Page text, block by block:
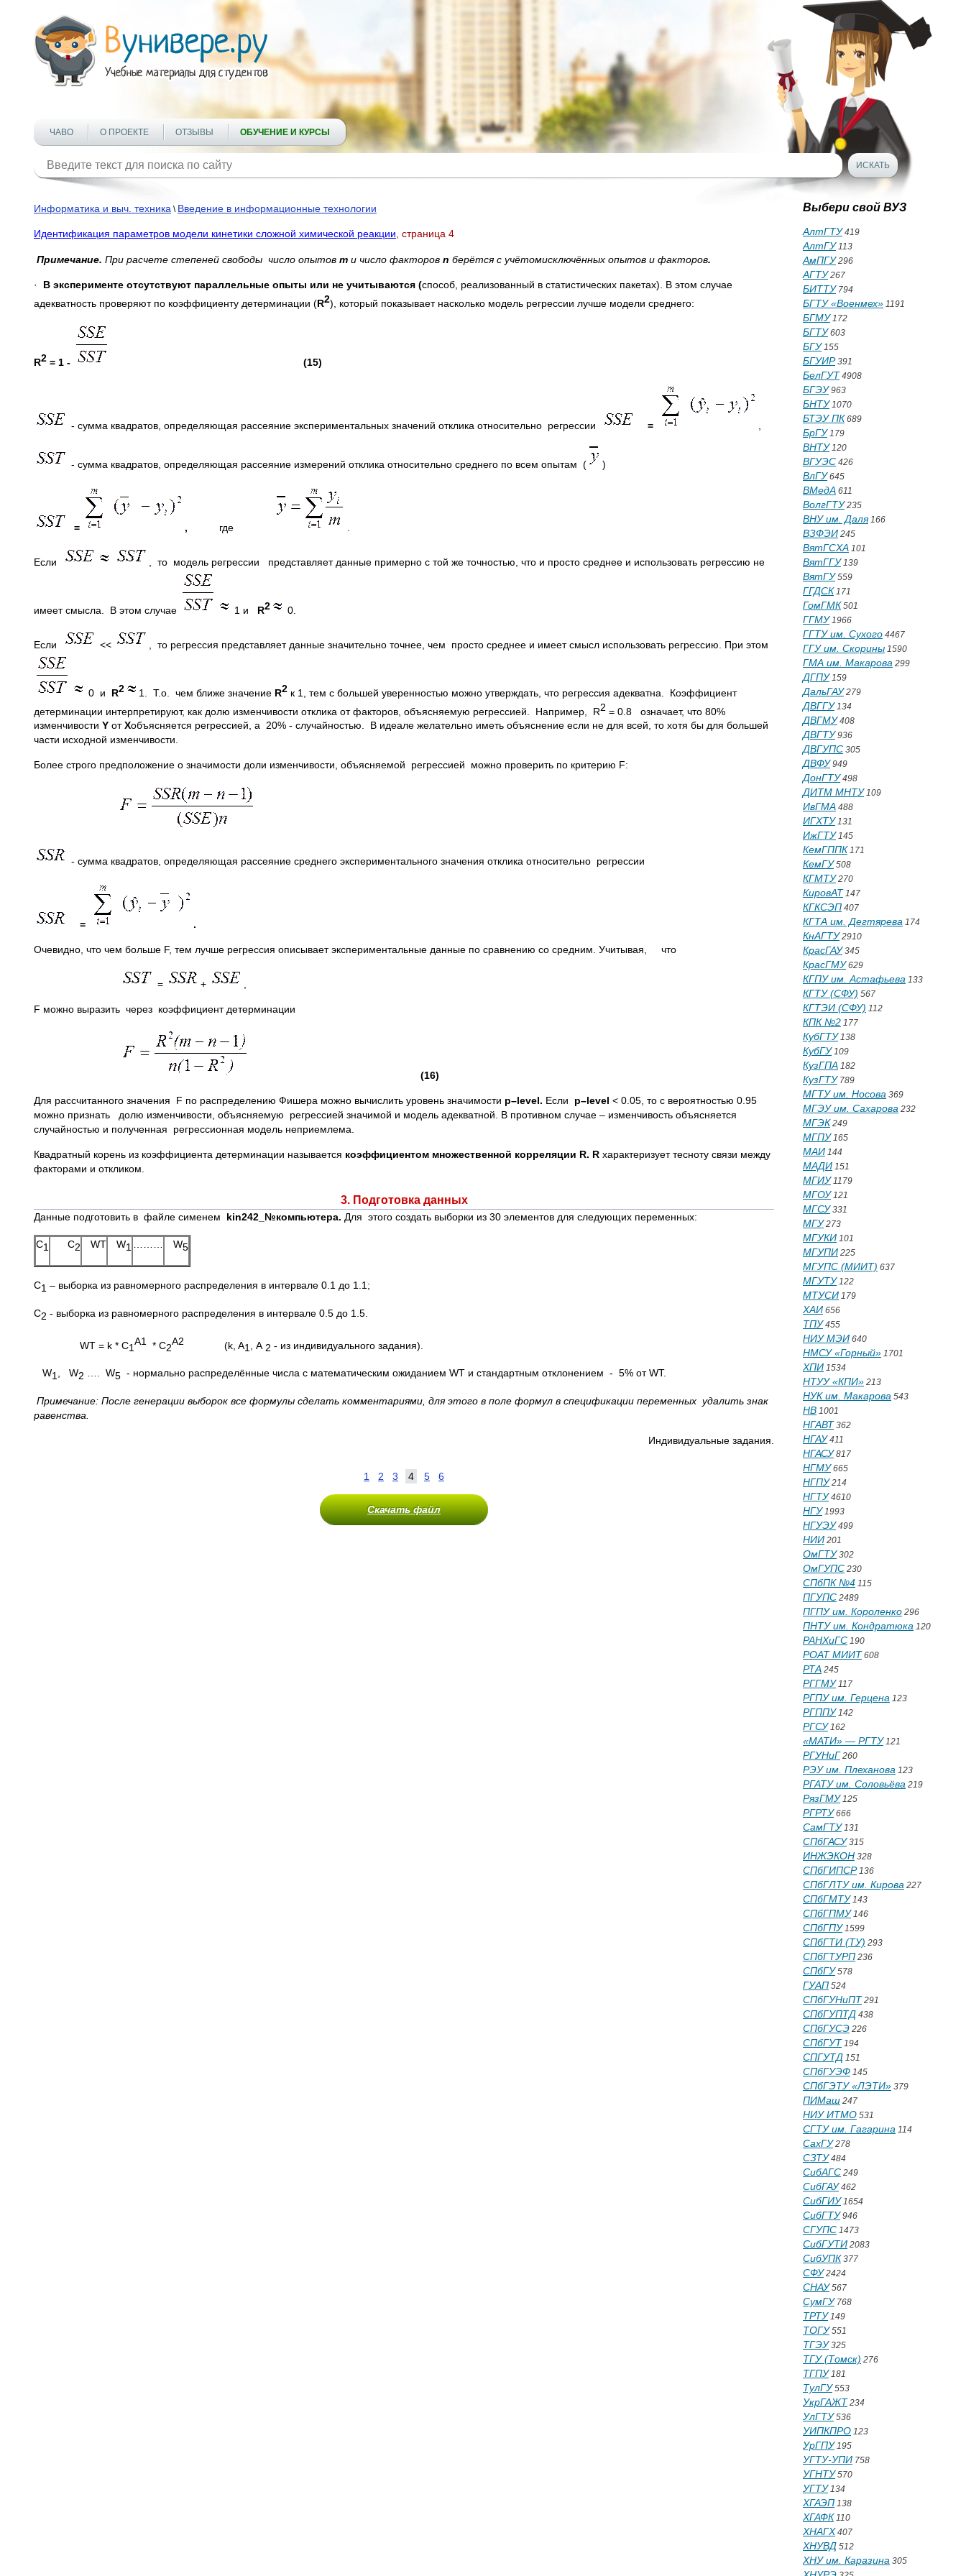
ЧАВО О ПРОЕКТЕ ОТЗЫВЫ ОБУЧЕНИЕ И КУРСЫ
Информатика и выч. техника \ Введение в информационные технологии
Идентификация параметров модели кинетики сложной химической реакции , страница 4
Примечание. При расчете степеней свободы число опытов m и число факторов n берётся с учётомисключённых опытов и факторов.
· В эксперименте отсутствуют параллельные опыты или не учитываются (способ, реализованный в статистических пакетах). В этом случае
адекватность проверяют по коэффициенту детерминации (R2), который показывает насколько модель регрессии лучше модели среднего:
R2 = 1 - (15)
- сумма квадратов, определяющая рассеяние экспериментальных значений отклика относительно регрессии =
- сумма квадратов, определяющая рассеяние измерений отклика относительно среднего по всем опытам ( )
= , где
Если , то модель регрессии представляет данные примерно с той же точностью, что и просто среднее и использовать регрессию не
имеет смысла. В этом случае 1 и R2 0.
Если << , то регрессия представляет данные значительно точнее, чем просто среднее и имеет смысл использовать регрессию. При этом
0 и R2 1. Т.о. чем ближе значение R2 к 1, тем с большей уверенностью можно утверждать, что регрессия адекватна. Коэффициент
детерминации интерпретируют, как долю изменчивости отклика от факторов, объясняемую регрессией. Например, R2 = 0.8 означает, что 80%
изменчивости Y отXобъясняется регрессией, а 20% - случайностью. В идеале желательно иметь объяснение если не для всей, то хотя бы для большей
части исходной изменчивости.
Более строго предположение о значимости доли изменчивости, объясняемой регрессией можно проверить по критерию F:
- сумма квадратов, определяющая рассеяние среднего экспериментального значения отклика относительно регрессии
= .
Очевидно, что чем больше F, тем лучше регрессия описывает экспериментальные данные по сравнению со средним. Учитывая, что
= + ,
F можно выразить через коэффициент детерминации
(16)
Для рассчитанного значения F по распределению Фишера можно вычислить уровень значимости p–level. Если p–level < 0.05, то с вероятностью 0.95
можно признать долю изменчивости, объясняемую регрессией значимой и модель адекватной. В противном случае – изменчивость объясняется
случайностью и полученная регрессионная модель неприемлема.
Квадратный корень из коэффициента детерминации называется коэффициентом множественной корреляции R. R характеризует тесноту связи между
факторами и откликом.
3. Подготовка данных
Данные подготовить в файле сименем kin242_№компьютера. Для этого создать выборки из 30 элементов для следующих переменных:
C1 C2 WТ W1 ……… W5
С1 – выборка из равномерного распределения в интервале 0.1 до 1.1;
С2 - выборка из равномерного распределения в интервале 0.5 до 1.5.
WT = k * C1
A1 * C2
A2 (k, A1 A2 - из индивидуального задания).
W1 , W2 …. W5 - нормально распределённые числа с математическим ожиданием WT и стандартным отклонением - 5% от WT.
Примечание: После генерации выборок все формулы сделать комментариями, для этого в поле формул в спецификации переменных удалить знак
равенства.
Индивидуальные задания.
1 2 3 4 5 6
Скачать файл
Выбери свой ВУЗ
АлтГТУ419
АлтГУ113
АмПГУ296
АГТУ267
БИТТУ794
БГТУ «Военмех» 1191
БГМУ172
БГТУ603
БГУ155
БГУИР391
БелГУТ 4908
БГЭУ963
БНТУ1070
БТЭУ ПК 689
БрГУ179
ВНТУ120
ВГУЭС 426
ВлГУ645
ВМедА 611
ВолгГТУ235
ВНУ им. Даля166
ВЗФЭИ 245
ВятГСХА 101
ВятГГУ139
ВятГУ559
ГГДСК 171
ГомГМК 501
ГГМУ1966
ГГТУ им. Сухого 4467
ГГУ им. Скорины 1590
ГМА им. Макарова 299
ДГПУ159
ДальГАУ279
ДВГГУ134
ДВГМУ408
ДВГТУ936
ДВГУПС 305
ДВФУ949
ДонГТУ498
ДИТМ МНТУ109
ИвГМА 488
ИГХТУ131
ИжГТУ145
КемГППК 171
КемГУ508
КГМТУ270
КировАТ 147
КГКСЭП 407
КГТА им. Дегтярева 174
КнАГТУ2910
КрасГАУ345
КрасГМУ629
КГПУ им. Астафьева 133
КГТУ (СФУ) 567
КГТЭИ (СФУ) 112
КПК №2 177
КубГТУ138
КубГУ109
КузГПА 182
КузГТУ789
МГТУ им. Носова 369
МГЭУ им. Сахарова 232
МГЭК 249
МГПУ165
МАИ 144
МАДИ 151
МГИУ1179
МГОУ121
МГСУ331
МГУ273
МГУКИ 101
МГУПИ 225
МГУПС (МИИТ) 637
МГУТУ122
МТУСИ 179
ХАИ 656
ТПУ455
НИУ МЭИ 640
НМСУ «Горный» 1701
ХПИ 1534
НТУУ «КПИ» 213
НУК им. Макарова 543
НВ 1001
НГАВТ 362
НГАУ411
НГАСУ817
НГМУ665
НГПУ214
НГТУ4610
НГУ1993
НГУЭУ499
НИИ 201
ОмГТУ302
ОмГУПС 230
СПбПК №4 115
ПГУПС 2489
ПГПУ им. Короленко 296
ПНТУ им. Кондратюка 120
РАНХиГС 190
РОАТ МИИТ 608
РТА 245
РГГМУ117
РГПУ им. Герцена 123
РГППУ142
РГСУ162
«МАТИ» — РГТУ121
РГУНиГ 260
РЭУ им. Плеханова 123
РГАТУ им. Соловьёва 219
РязГМУ125
РГРТУ666
СамГТУ131
СПбГАСУ315
ИНЖЭКОН 328
СПбГИПСР136
СПбГЛТУ им. Кирова 227
СПбГМТУ143
СПбГПМУ146
СПбГПУ1599
СПбГТИ (ТУ) 293
СПбГТУРП 236
СПбГУ578
ГУАП 524
СПбГУНиПТ 291
СПбГУПТД 438
СПбГУСЭ 226
СПбГУТ 194
СПГУТД 151
СПбГУЭФ 145
СПбГЭТУ «ЛЭТИ» 379
ПИМаш 247
НИУ ИТМО 531
СГТУ им. Гагарина 114
СахГУ278
СЗТУ484
СибАГС 249
СибГАУ462
СибГИУ1654
СибГТУ946
СГУПС 1473
СибГУТИ 2083
СибУПК 377
СФУ2424
СНАУ567
СумГУ768
ТРТУ149
ТОГУ551
ТГЭУ325
ТГУ (Томск) 276
ТГПУ181
ТулГУ553
УкрГАЖТ 234
УлГТУ536
УИПКПРО 123
УрГПУ195
УГТУ-УПИ 758
УГНТУ570
УГТУ134
ХГАЭП 138
ХГАФК 110
ХНАГХ 407
ХНУВД 512
ХНУ им. Каразина 305